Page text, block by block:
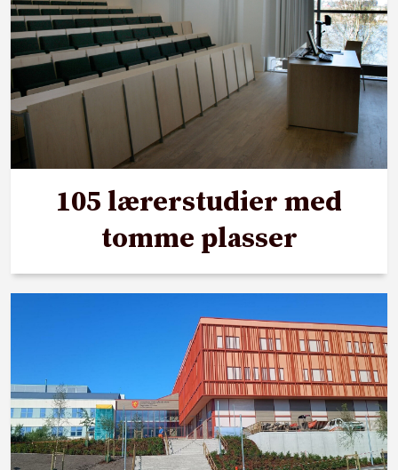
105 lærerstudier med
tomme plasser